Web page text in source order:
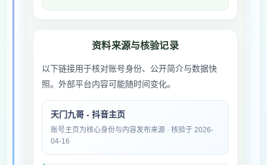
资料来源与核验记录
以下链接用于核对账号身份、公开简介与数据快
照。外部平台内容可能随时间变化。
天门九哥 - 抖音主页
账号主页为核心身份与内容发布来源 · 核验于 2026-
04-16